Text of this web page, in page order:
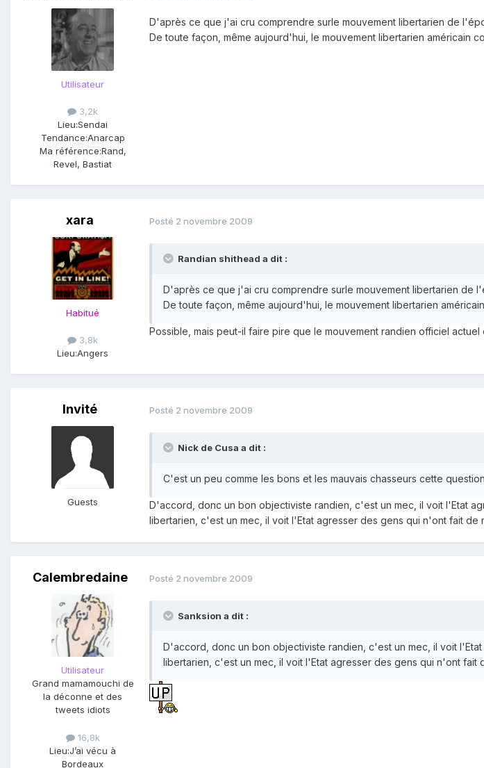
Utilisateur
3,2k
Lieu:Sendai
Tendance:Anarcap
Ma référence:Rand,
Revel, Bastiat
D'après ce que j'ai cru comprendre surle mouvement libertarien de
De toute façon, même aujourd'hui, le mouvement libertarien
xara
Habitué
3,8k
Lieu:Angers
Posté 2 novembre 2009
Randian shithead a dit :
D'après ce que j'ai cru comprendre surle mouvement libertarien de
De toute façon, même aujourd'hui, le mouvement libertarien
Possible, mais peut-il faire pire que le mouvement randien officiel
Invité
Guests
Posté 2 novembre 2009
Nick de Cusa a dit :
C'est un peu comme les bons et les mauvais chasseurs cette question
D'accord, donc un bon objectiviste randien, c'est un mec, il voit l'Etat
libertarien, c'est un mec, il voit l'Etat agresser des gens qui n'ont fait
Calembredaine
Utilisateur
Grand mamamouchi de
la déconne et des
tweets idiots
16,8k
Lieu:J’ai vécu à
Bordeaux
Posté 2 novembre 2009
Sanksion a dit :
D'accord, donc un bon objectiviste randien, c'est un mec, il voit
libertarien, c'est un mec, il voit l'Etat agresser des gens qui n'ont